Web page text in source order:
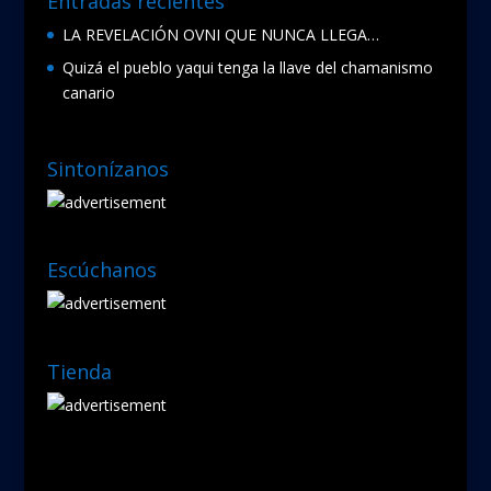
LA REVELACIÓN OVNI QUE NUNCA LLEGA…
Quizá el pueblo yaqui tenga la llave del chamanismo
canario
Sintonízanos
Escúchanos
Tienda